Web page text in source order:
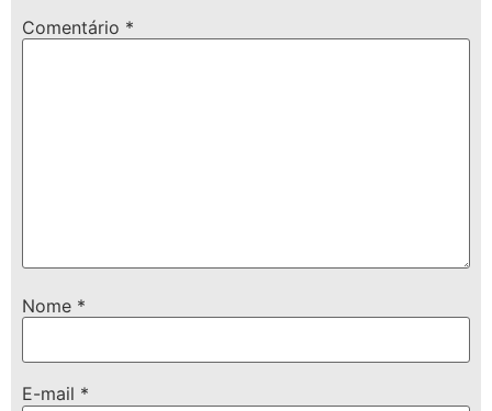
Comentário *
Nome *
E-mail *